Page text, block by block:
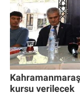
kursu verilecek